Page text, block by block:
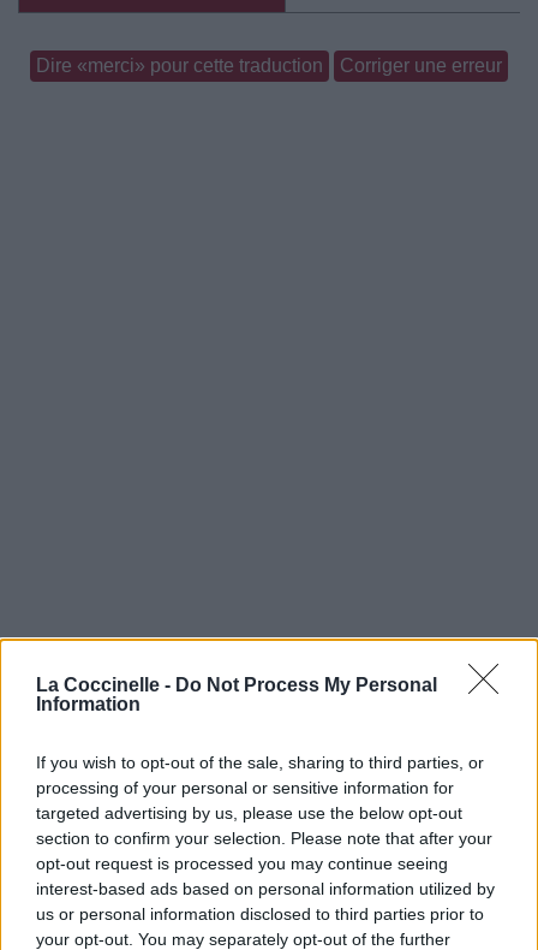
La Coccinelle - Do Not Process My Personal
Information
If you wish to opt-out of the sale, sharing to third parties, or
processing of your personal or sensitive information for
targeted advertising by us, please use the below opt-out
section to confirm your selection. Please note that after your
opt-out request is processed you may continue seeing
interest-based ads based on personal information utilized by
us or personal information disclosed to third parties prior to
your opt-out. You may separately opt-out of the further
Dire «merci» pour cette traduction Corriger une erreur